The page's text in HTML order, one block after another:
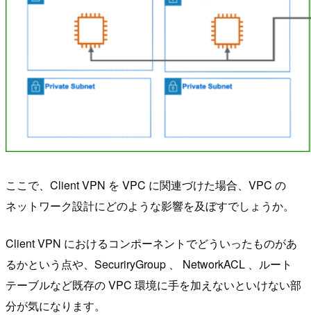
ここで、Client VPN を VPC に関連づけた場合、VPC の
ネットワーク設計にどのような影響を及ぼすでしょうか。
Client VPN におけるコンポーネントでどういったものがあ
るかという点や、SecuriryGroup 、 NetworkACL 、ルート
テーブルなど既存の VPC 環境に手を加えないといけない部
分が気になります。